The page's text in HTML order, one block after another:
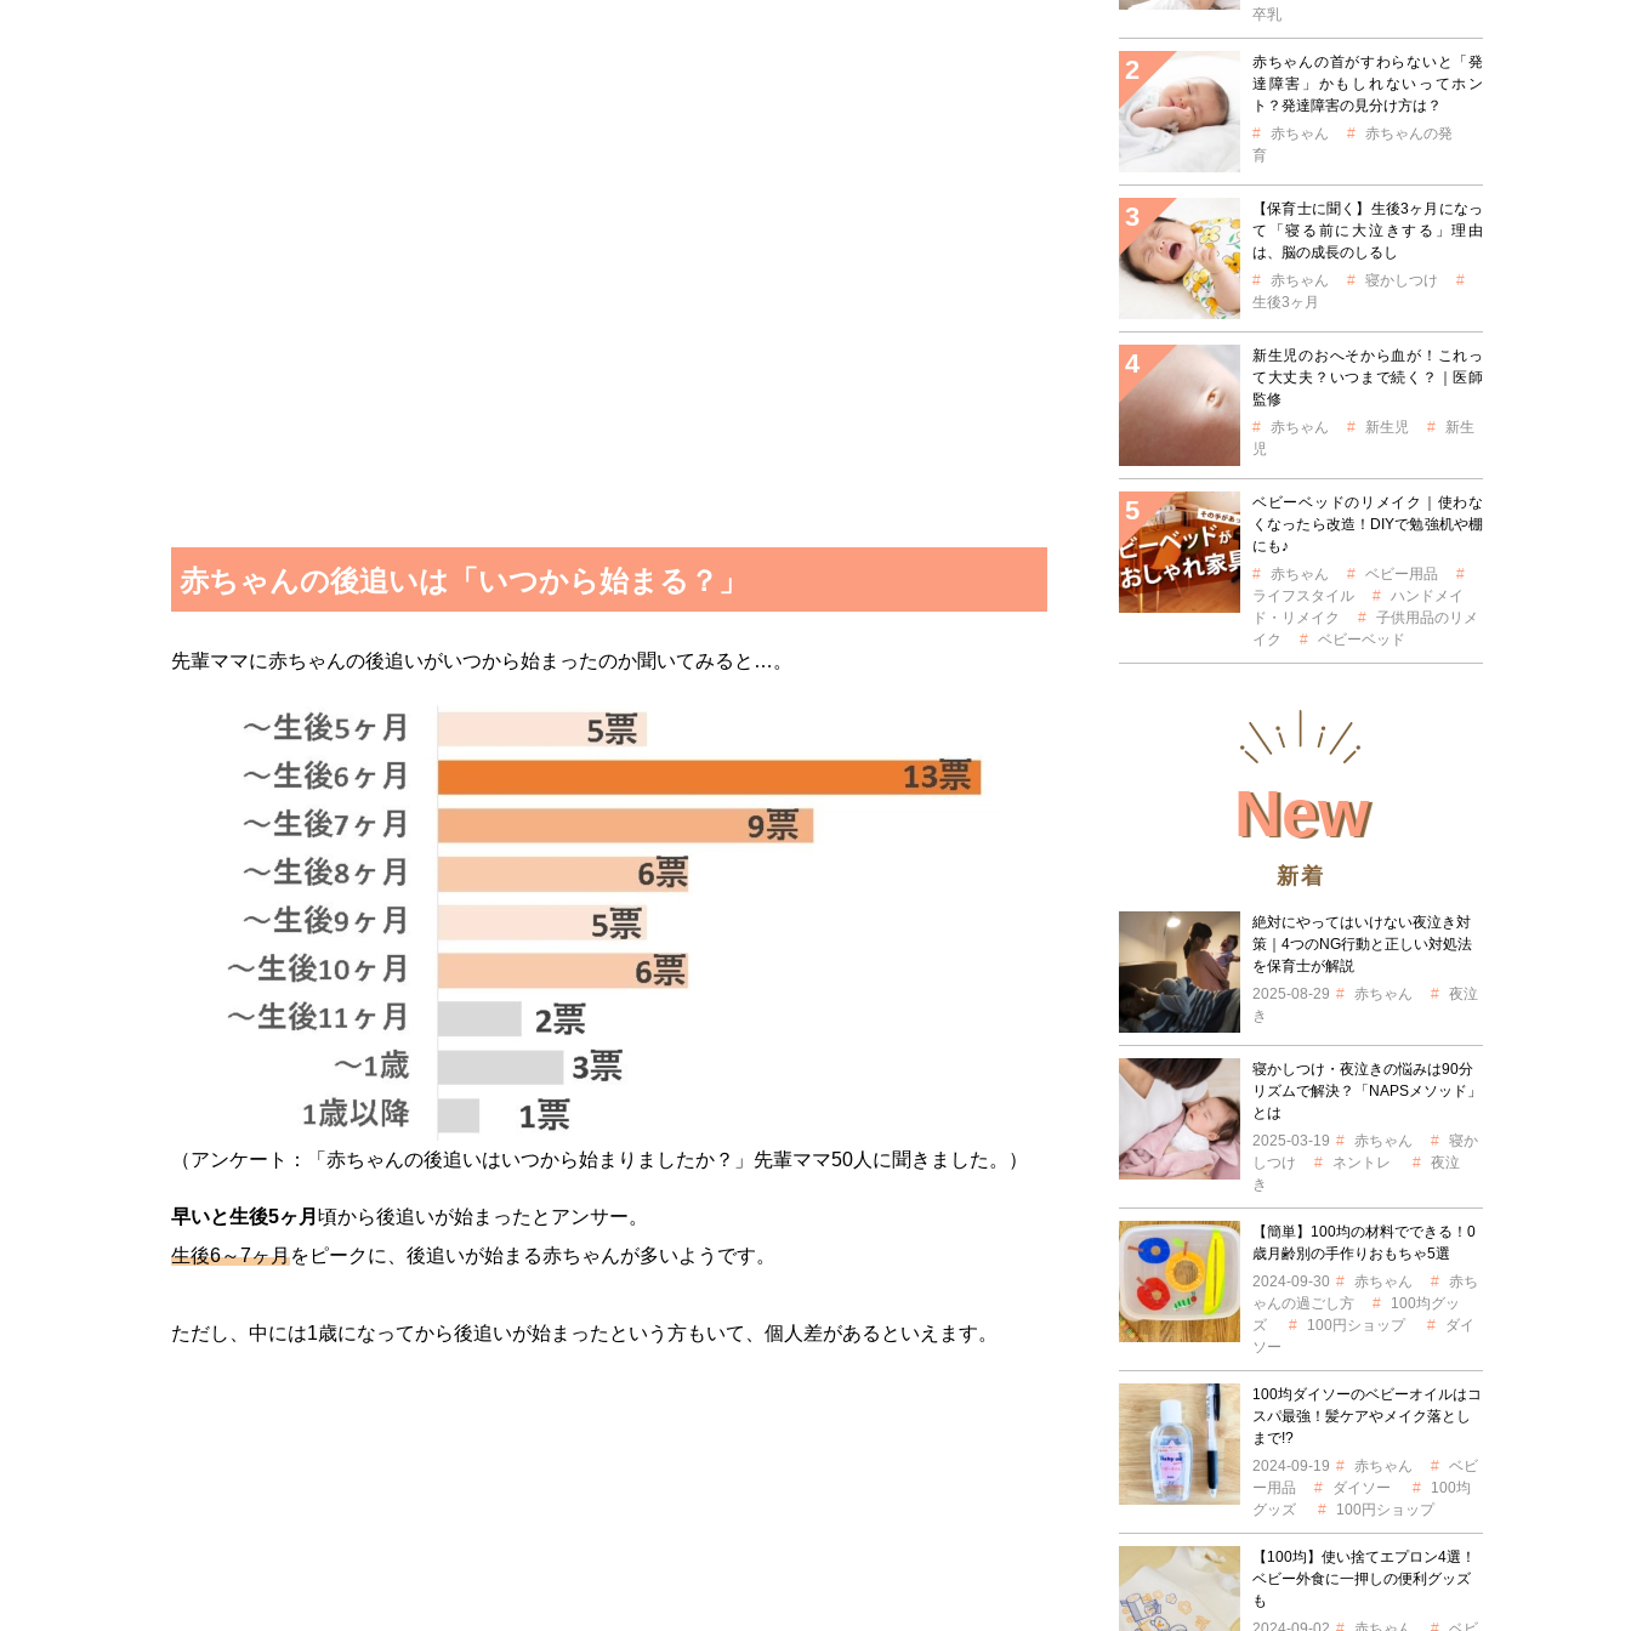
赤ちゃんの後追いは「いつから始まる？」
先輩ママに赤ちゃんの後追いがいつから始まったのか聞いてみると…。
（アンケート：「赤ちゃんの後追いはいつから始まりましたか？」先輩ママ50人に聞きました。）
早いと生後5ヶ月 頃から後追いが始まったとアンサー。
生後6～7ヶ月をピークに、後追いが始まる赤ちゃんが多いようです。
ただし、中には1歳になってから後追いが始まったという方もいて、個人差があるといえます。
卒乳
赤ちゃんの首がすわらないと「発
達障害」かもしれないってホン
ト？発達障害の見分け方は？
赤ちゃん
赤ちゃんの発
育
【保育士に聞く】生後3ヶ月になっ
て「寝る前に大泣きする」理由
は、脳の成長のしるし
赤ちゃん
寝かしつけ
生後3ヶ月
新生児のおへそから血が！これっ
て大丈夫？いつまで続く？｜医師
監修
赤ちゃん
新生児
新生
児
ベビーベッドのリメイク｜使わな
くなったら改造！DIYで勉強机や棚
にも♪
赤ちゃん
ベビー用品
ライフスタイル
ハンドメイ
ド・リメイク
子供用品のリメ
イク
ベビーベッド
New
新着
絶対にやってはいけない夜泣き対
策｜4つのNG行動と正しい対処法
を保育士が解説
2025-08-29
赤ちゃん
夜泣
き
寝かしつけ・夜泣きの悩みは90分
リズムで解決？「NAPSメソッド」
とは
2025-03-19
赤ちゃん
寝か
しつけ
ネントレ
夜泣
き
【簡単】100均の材料でできる！0
歳月齢別の手作りおもちゃ5選
2024-09-30
赤ちゃん
赤ち
ゃんの過ごし方
100均グッ
ズ
100円ショップ
ダイ
ソー
100均ダイソーのベビーオイルはコ
スパ最強！髪ケアやメイク落とし
まで!?
2024-09-19
赤ちゃん
ベビ
ー用品
ダイソー
100均
グッズ
100円ショップ
【100均】使い捨てエプロン4選！
ベビー外食に一押しの便利グッズ
も